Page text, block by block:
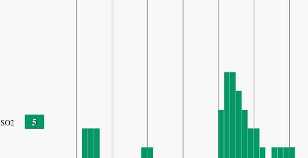
SO2 5